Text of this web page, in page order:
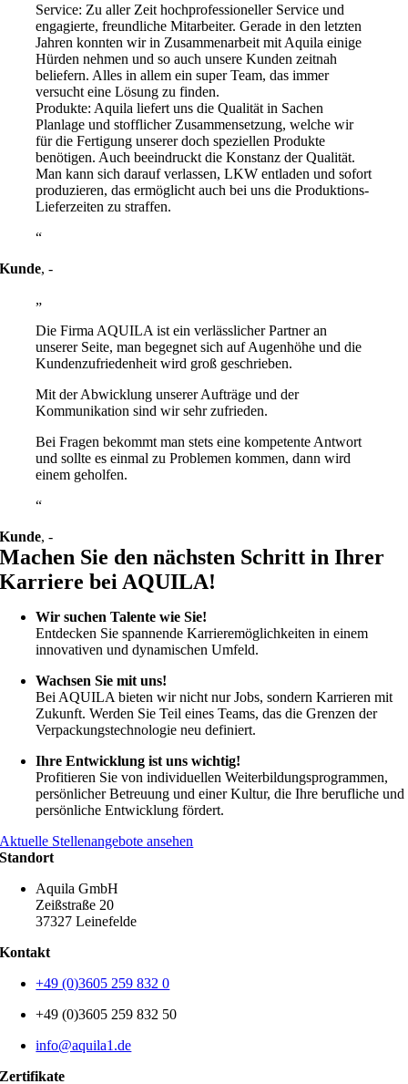
Service: Zu aller Zeit hochprofessioneller Service und
engagierte, freundliche Mitarbeiter. Gerade in den letzten
Jahren konnten wir in Zusammenarbeit mit Aquila einige
Hürden nehmen und so auch unsere Kunden zeitnah
beliefern. Alles in allem ein super Team, das immer
versucht eine Lösung zu finden.
Produkte: Aquila liefert uns die Qualität in Sachen
Planlage und stofflicher Zusammensetzung, welche wir
für die Fertigung unserer doch speziellen Produkte
benötigen. Auch beeindruckt die Konstanz der Qualität.
Man kann sich darauf verlassen, LKW entladen und sofort
produzieren, das ermöglicht auch bei uns die Produktions-
Lieferzeiten zu straffen.
Kunde,-
Die Firma AQUILA ist ein verlässlicher Partner an
unserer Seite, man begegnet sich auf Augenhöhe und die
Kundenzufriedenheit wird groß geschrieben.
Mit der Abwicklung unserer Aufträge und der
Kommunikation sind wir sehr zufrieden.
Bei Fragen bekommt man stets eine kompetente Antwort
und sollte es einmal zu Problemen kommen, dann wird
einem geholfen.
Kunde,-
Machen Sie den nächsten Schritt in Ihrer
Karriere bei AQUILA!
Wir suchen Talente wie Sie!
Entdecken Sie spannende Karrieremöglichkeiten in einem
innovativen und dynamischen Umfeld.
Wachsen Sie mit uns!
Bei AQUILA bieten wir nicht nur Jobs, sondern Karrieren mit
Zukunft. Werden Sie Teil eines Teams, das die Grenzen der
Verpackungstechnologie neu definiert.
Ihre Entwicklung ist uns wichtig!
Profitieren Sie von individuellen Weiterbildungsprogrammen,
persönlicher Betreuung und einer Kultur, die Ihre berufliche und
persönliche Entwicklung fördert.
Aktuelle Stellenangebote ansehen
Standort
Aquila GmbH
Zeißstraße 20
37327 Leinefelde
Kontakt
+49 (0)3605 259 832 0
+49 (0)3605 259 832 50
info@aquila1.de
Zertifikate